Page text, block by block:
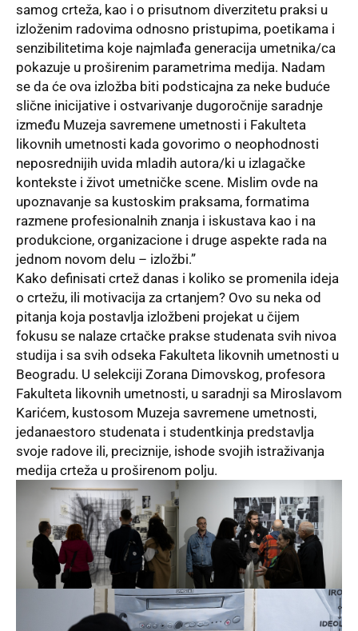
samog crteža, kao i o prisutnom diverzitetu praksi u
izloženim radovima odnosno pristupima, poetikama i
senzibilitetima koje najmlađa generacija umetnika/ca
pokazuje u proširenim parametrima medija. Nadam
se da će ova izložba biti podsticajna za neke buduće
slične inicijative i ostvarivanje dugoročnije saradnje
između Muzeja savremene umetnosti i Fakulteta
likovnih umetnosti kada govorimo o neophodnosti
neposrednijih uvida mladih autora/ki u izlagačke
kontekste i život umetničke scene. Mislim ovde na
upoznavanje sa kustoskim praksama, formatima
razmene profesionalnih znanja i iskustava kao i na
produkcione, organizacione i druge aspekte rada na
jednom novom delu – izložbi.”
Kako definisati crtež danas i koliko se promenila ideja
o crtežu, ili motivacija za crtanjem? Ovo su neka od
pitanja koja postavlja izložbeni projekat u čijem
fokusu se nalaze crtačke prakse studenata svih nivoa
studija i sa svih odseka Fakulteta likovnih umetnosti u
Beogradu. U selekciji Zorana Dimovskog, profesora
Fakulteta likovnih umetnosti, u saradnji sa Miroslavom
Karićem, kustosom Muzeja savremene umetnosti,
jedanaestoro studenata i studentkinja predstavlja
svoje radove ili, preciznije, ishode svojih istraživanja
medija crteža u proširenom polju.